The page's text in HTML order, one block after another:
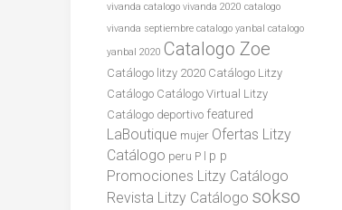
vivanda catalogo vivanda 2020 catalogo
vivanda septiembre catalogo yanbal catalogo
yanbal 2020 Catalogo Zoe
Catálogo litzy 2020 Catálogo Litzy
Catálogo Catálogo Virtual Litzy
Catálogo deportivo featured
LaBoutique mujer Ofertas Litzy
Catálogo peru P l p p
Promociones Litzy Catálogo
Revista Litzy Catálogo sokso